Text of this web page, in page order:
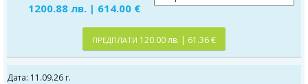
1200.88 лв. | 614.00 €
ПРЕДПЛАТИ 120.00 лв. | 61.36 €
Дата: 11.09.26 г.